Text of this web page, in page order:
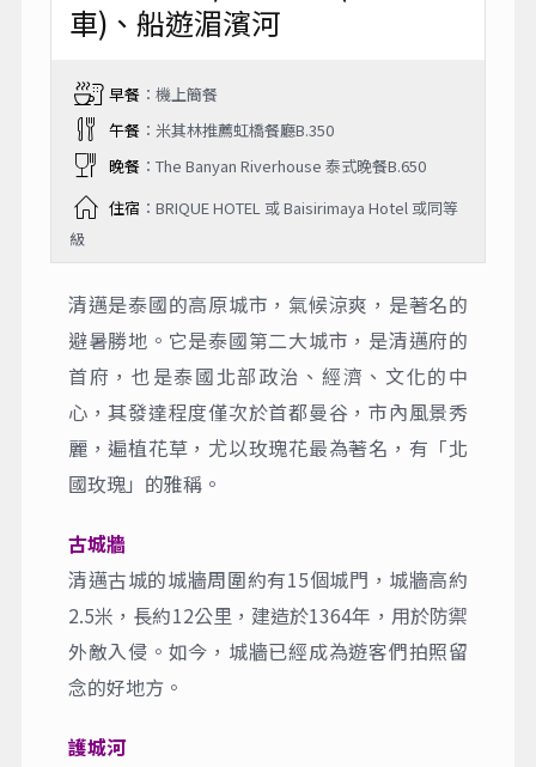
車)、船遊湄濱河
早餐：機上簡餐
午餐：米其林推薦虹橋餐廳B.350
晚餐：The Banyan Riverhouse 泰式晚餐B.650
住宿 ：BRIQUE HOTEL 或 Baisirimaya Hotel 或同等
級
清邁是泰國的高原城市，氣候涼爽，是著名的
避暑勝地。它是泰國第二大城市，是清邁府的
首府，也是泰國北部政治、經濟、文化的中
心，其發達程度僅次於首都曼谷，市內風景秀
麗，遍植花草，尤以玫瑰花最為著名，有「北
國玫瑰」的雅稱。
古城牆
清邁古城的城牆周圍約有15個城門，城牆高約
2.5米，長約12公里，建造於1364年，用於防禦
外敵入侵。如今，城牆已經成為遊客們拍照留
念的好地方。
護城河